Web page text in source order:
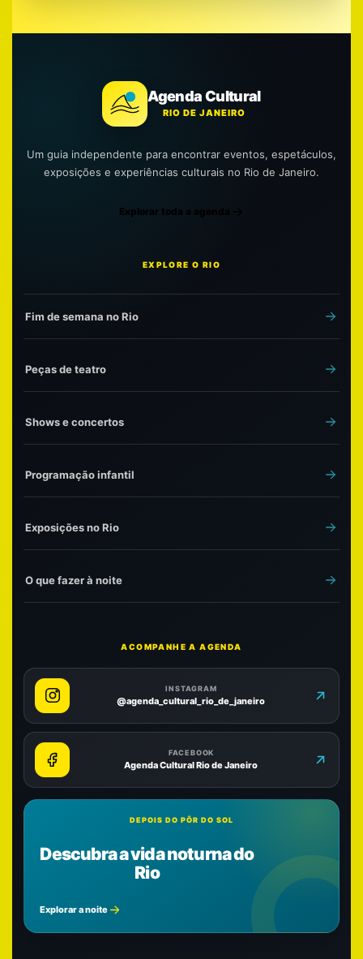
Agenda Cultural
RIO DE JANEIRO
Um guia independente para encontrar eventos, espetáculos,
exposições e experiências culturais no Rio de Janeiro.
Explorar toda a agenda
EXPLORE O RIO
Fim de semana no Rio
Peças de teatro
Shows e concertos
Programação infantil
Exposições no Rio
O que fazer à noite
ACOMPANHE A AGENDA
INSTAGRAM
@agenda_cultural_rio_de_janeiro
FACEBOOK
Agenda Cultural Rio de Janeiro
DEPOIS DO PÔR DO SOL
Descubra a vida noturna do
Rio
Explorar a noite